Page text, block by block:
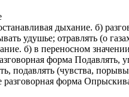
дыхание. б)
удушье; отравлять (о
б) в переносном
форма Подавлять,
подавлять (чувства,
форма